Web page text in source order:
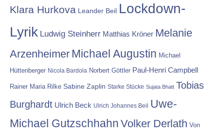
Klara Hurkova Leander Beil Lockdown-
Lyrik Ludwig Steinherr Matthias Kröner Melanie
Arzenheimer Michael Augustin Michael
Hüttenberger Nicola Bardola Norbert Göttler Paul-Henri Campbell
Rainer Maria Rilke Sabine Zaplin Starke Stücke Sujata Bhatt Tobias
Burghardt Ulrich Beck Ulrich Johannes Beil Uwe-
Michael Gutzschhahn Volker Derlath Von